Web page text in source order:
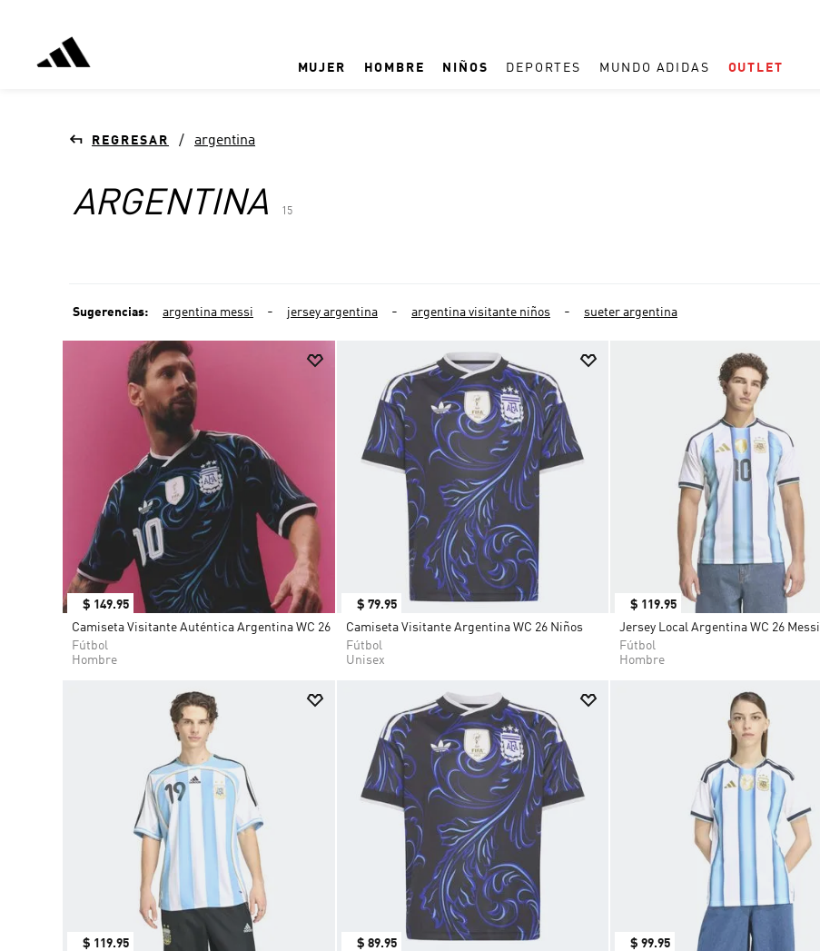
MUJER HOMBRE NIÑOS DEPORTES MUNDO ADIDAS OUTLET
argentina
ARGENTINA 15
Sugerencias: argentina messi jersey argentina argentina visitante niños sueter argentina
$ 149.95
Camiseta Visitante Auténtica Argentina WC 26
Fútbol
Hombre
$ 79.95
Camiseta Visitante Argentina WC 26 Niños
Fútbol
Unisex
$ 119.95
Jersey Local Argentina WC 26 Messi
Fútbol
Hombre
$ 119.95
$ 89.95
$ 99.95
6 F50
8.
9.
10. CAMPUS